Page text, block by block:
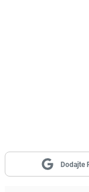
Dodajte